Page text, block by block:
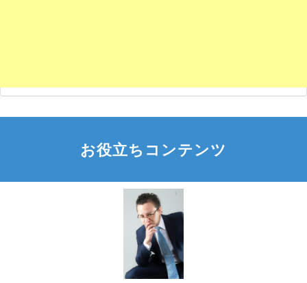
お役立ちコンテンツ